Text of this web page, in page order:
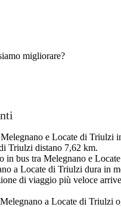
migliorare?
e Locate di Triulzi
Triulzi distano 7,62 km.
in bus tra Melegnano e
a Locate di Triulzi dura in
di viaggio più veloce
a Locate di Triulzi